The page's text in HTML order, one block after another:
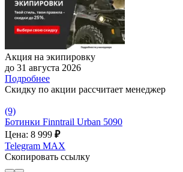
Акция на экипировку
до 31 августа 2026
Подробнее
Скидку по акции рассчитает менеджер
(9)
Ботинки Finntrail Urban 5090
Цена: 8 999 ₽
Telegram MAX
Скопировать ссылку